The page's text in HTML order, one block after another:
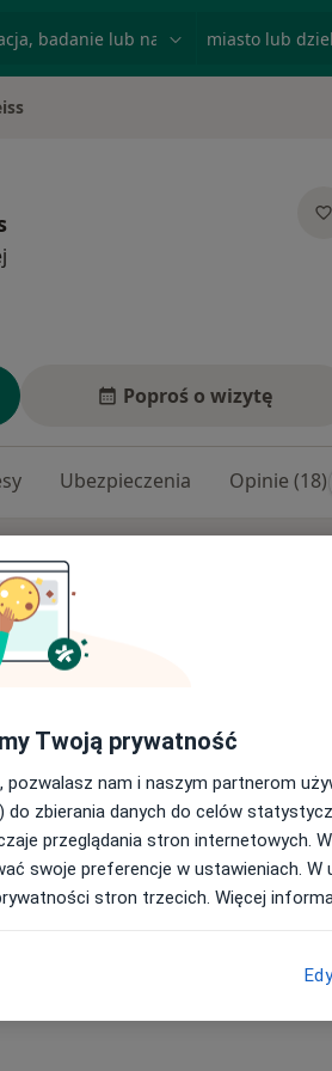
Poproś o wizytę
Ubezpieczenia Opinie (18)
psychoterapeutą w nurcie Gestalt -
podejściem mindfulness i
trener rozwoju osobistego, a także
Gestalt to dla mnie nie tylko nurt
integruje ciało,
jako osobą równą Tobie.
w Twoim procesie zmiany, z
W pracy z parą obie
punktem skupienia jest Wasza
Szkoły Psychoterapii Gestalt.
osobistego - jestem coachem
Kryzys w związku
Twoją prywatność
pozwalasz nam i naszym partnerom
do zbierania danych do celów
przeglądania stron internetowych.
swoje preferencje w ustawieniach. W
stron trzecich. Więcej